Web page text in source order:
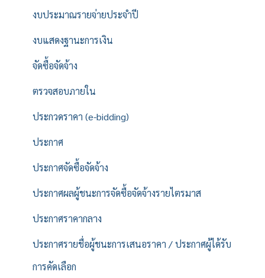
งบประมาณรายจ่ายประจำปี
งบแสดงฐานะการเงิน
จัดซื้อจัดจ้าง
ตรวจสอบภายใน
ประกวดราคา (e-bidding)
ประกาศ
ประกาศจัดซื้อจัดจ้าง
ประกาศผลผู้ชนะการจัดซื้อจัดจ้างรายไตรมาส
ประกาศราคากลาง
ประกาศรายชื่อผู้ชนะการเสนอราคา / ประกาศผู้ได้รับ
การคัดเลือก